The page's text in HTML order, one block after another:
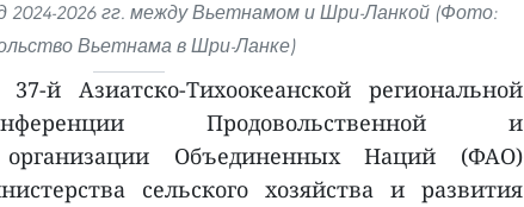
2024-2026 гг. между Вьетнамом и Шри-Ланкой (Фото:
Вьетнама в Шри-Ланке)
й Азиатско-Тихоокеанской региональной
Продовольственной и
организации Объединенных Наций (ФАО)
сельского хозяйства и развития